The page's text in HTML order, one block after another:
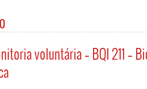
voluntária – BQI 211 –